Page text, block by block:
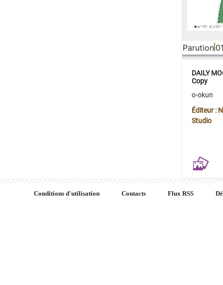
Parution
DAILY
Copy
o-okun
Éditeur :
Studio
Conditions d'utilisation Contacts Flux RSS